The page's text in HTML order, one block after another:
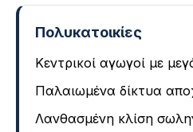
Πολυκατοικίες
Κεντρικοί αγωγοί με
Παλαιωμένα δίκτυα
Λανθασμένη κλίση